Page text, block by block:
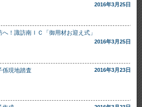
2016年3月25日
へ！諏訪南ＩＣ「御用材お迎え式」
2016年3月25日
係現地踏査 2016年3月23日